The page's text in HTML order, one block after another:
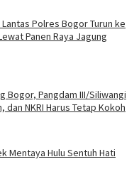
Polres Bogor Turun ke
Panen Raya Jagung
Bogor, Pangdam III/Siliwangi
dan NKRI Harus Tetap Kokoh
Mentaya Hulu Sentuh Hati